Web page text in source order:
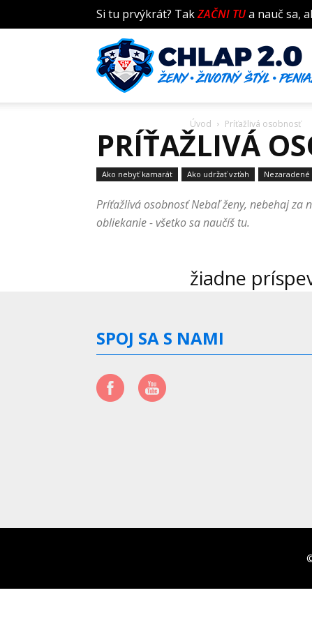
Si tu prvýkrát? TakZAČNI TUa nauč sa,
Úvod Príťažlivá osobnosť
PRÍŤAŽLIVÁ
Ako nebyť kamarát Ako udržať vzťah Nezaradené
Príťažlivá osobnosť Nebaľ ženy, nebehaj za
obliekanie - všetko sa naučíš tu.
žiadne
SPOJ SA S NAMI